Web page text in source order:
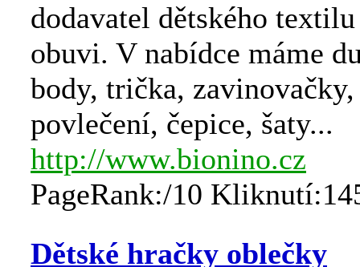
dodavatel dětského
obuvi. V nabídce máme
body, trička,
povlečení, čepice, šaty...
http://www.bionino.cz
PageRank:/10
Dětské hračky oblečky